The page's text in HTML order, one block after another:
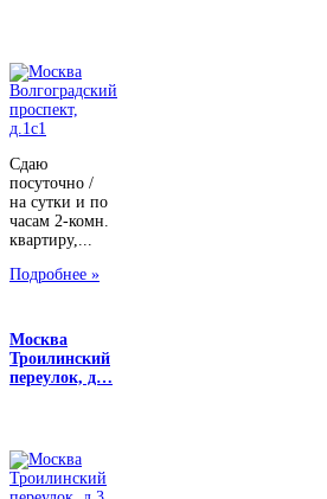
Сдаю
посуточно /
на сутки и по
часам 2-комн.
квартиру,...
Подробнее »
Москва
Троилинский
переулок, д…